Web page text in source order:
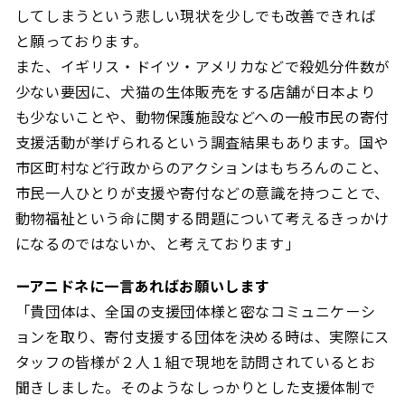
してしまうという悲しい現状を少しでも改善できれば
と願っております。
また、イギリス・ドイツ・アメリカなどで殺処分件数が
少ない要因に、犬猫の生体販売をする店舗が日本より
も少ないことや、動物保護施設などへの一般市民の寄付
支援活動が挙げられるという調査結果もあります。国や
市区町村など行政からのアクションはもちろんのこと、
市民一人ひとりが支援や寄付などの意識を持つことで、
動物福祉という命に関する問題について考えるきっかけ
になるのではないか、と考えております」
ーアニドネに一言あればお願いします
「貴団体は、全国の支援団体様と密なコミュニケーシ
ョンを取り、寄付支援する団体を決める時は、実際にス
タッフの皆様が２人１組で現地を訪問されているとお
聞きしました。そのようなしっかりとした支援体制で